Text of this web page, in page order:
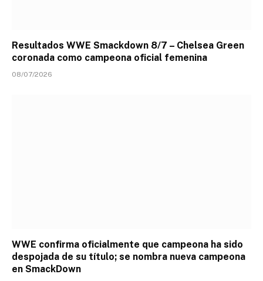
Resultados WWE Smackdown 8/7 – Chelsea Green
coronada como campeona oficial femenina
08/07/2026
WWE confirma oficialmente que campeona ha sido
despojada de su título; se nombra nueva campeona
en SmackDown